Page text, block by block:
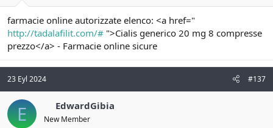
farmacie online autorizzate elenco: <a href="
http://tadalafilit.com/# ">Cialis generico 20 mg 8 compresse
prezzo</a> - Farmacie online sicure
23 Eyl 2024 #137
E EdwardGibia
New Member